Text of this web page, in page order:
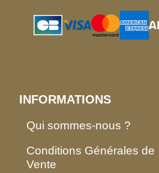
INFORMATIONS
Qui sommes-nous ?
Conditions Générales de
Vente